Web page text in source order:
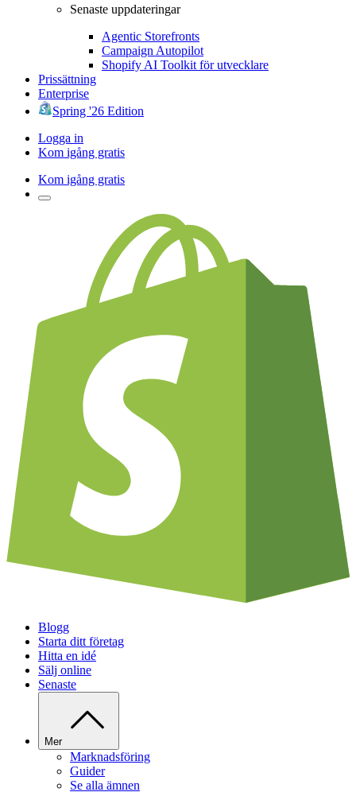
Senaste uppdateringar
Agentic Storefronts
Campaign Autopilot
Shopify AI Toolkit för utvecklare
Prissättning
Enterprise
Spring '26 Edition
Logga in
Kom igång gratis
Kom igång gratis
Blogg
Starta ditt företag
Hitta en idé
Sälj online
Senaste
Mer
Marknadsföring
Guider
Se alla ämnen